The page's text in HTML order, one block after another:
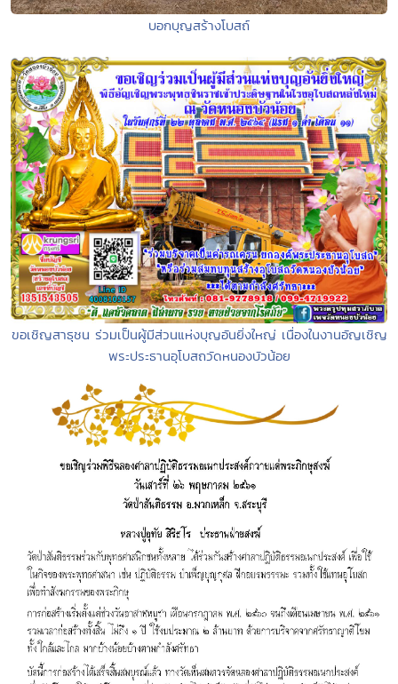
บอกบุญสร้างโบสถ์
ขอเชิญสาธุชน ร่วมเป็นผู้มีส่วนแห่งบุญอันยิ่งใหญ่ เนื่องในงานอัญเชิญ
พระประธานอุโบสถวัดหนองบัวน้อย